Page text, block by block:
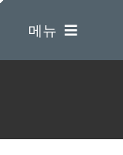
메뉴